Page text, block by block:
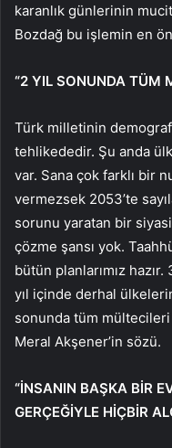
karanlık günlerinin
Bozdağ bu işlemin en
“2 YIL SONUNDA TÜM
Türk milletinin
tehlikededir. Şu anda
var. Sana çok farklı bir
vermezsek 2053’te
sorunu yaratan bir
çözme şansı yok.
bütün planlarımız hazır.
yıl içinde derhal
sonunda tüm
Meral Akşener’in sözü.
“İNSANIN BAŞKA BİR
GERÇEĞİYLE HİÇBİR